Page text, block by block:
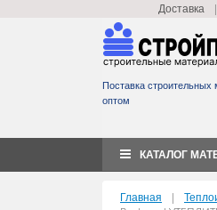
Доставка
Поставка строительных
оптом
КАТАЛОГ
Главная |